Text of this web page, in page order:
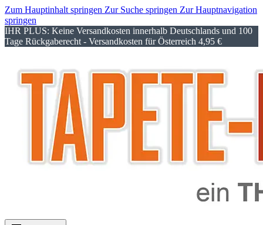
Zum Hauptinhalt springen Zur Suche springen Zur Hauptnavigation
springen
IHR PLUS: Keine Versandkosten innerhalb Deutschlands und 100
Tage Rückgaberecht - Versandkosten für Österreich 4,95 €